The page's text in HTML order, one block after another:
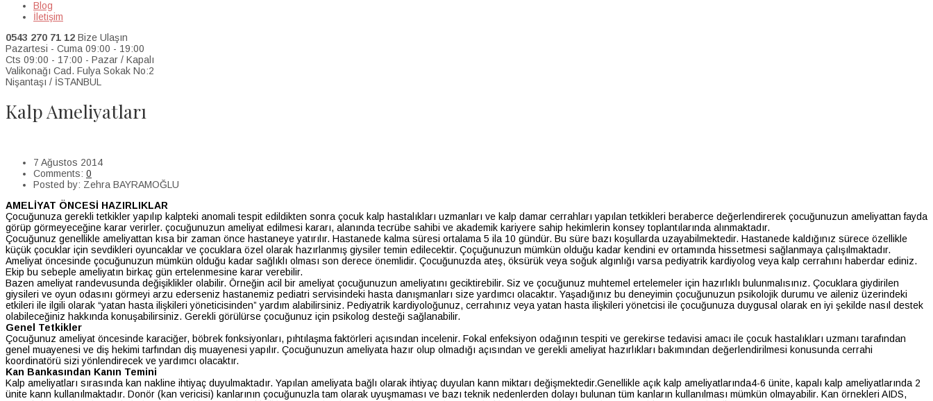
Blog
İletişim
0543 270 71 12 Bize Ulaşın
Pazartesi - Cuma 09:00 - 19:00
Cts 09:00 - 17:00 - Pazar / Kapalı
Valikonağı Cad. Fulya Sokak No:2
Nişantaşı / İSTANBUL
Kalp Ameliyatları
7 Ağustos 2014
Comments: 0
Posted by: Zehra BAYRAMOĞLU
AMELİYAT ÖNCESİ HAZIRLIKLAR
Çocuğunuza gerekli tetkikler yapılıp kalpteki anomali tespit edildikten sonra çocuk kalp hastalıkları uzmanları ve kalp damar cerrahları yapılan tetkikleri beraberce değerlendirerek çocuğunuzun ameliyattan fayda
görüp görmeyeceğine karar verirler. çocuğunuzun ameliyat edilmesi kararı, alanında tecrübe sahibi ve akademik kariyere sahip hekimlerin konsey toplantılarında alınmaktadır.
Çocuğunuz genellikle ameliyattan kısa bir zaman önce hastaneye yatırılır. Hastanede kalma süresi ortalama 5 ila 10 gündür. Bu süre bazı koşullarda uzayabilmektedir. Hastanede kaldığınız sürece özellikle
küçük çocuklar için sevdikleri oyuncaklar ve çocuklara özel olarak hazırlanmış giysiler temin edilecektir. Çoçuğunuzun mümkün olduğu kadar kendini ev ortamında hissetmesi sağlanmaya çalışılmaktadır.
Ameliyat öncesinde çocuğunuzun mümkün olduğu kadar sağlıklı olması son derece önemlidir. Çocuğunuzda ateş, öksürük veya soğuk algınlığı varsa pediyatrik kardiyolog veya kalp cerrahını haberdar ediniz.
Ekip bu sebeple ameliyatın birkaç gün ertelenmesine karar verebilir.
Bazen ameliyat randevusunda değişiklikler olabilir. Örneğin acil bir ameliyat çocuğunuzun ameliyatını geciktirebilir. Siz ve çocuğunuz muhtemel ertelemeler için hazırlıklı bulunmalısınız. Çocuklara giydirilen
giysileri ve oyun odasını görmeyi arzu ederseniz hastanemiz pediatri servisindeki hasta danışmanları size yardımcı olacaktır. Yaşadığınız bu deneyimin çocuğunuzun psikolojik durumu ve aileniz üzerindeki
etkileri ile ilgili olarak “yatan hasta ilişkileri yöneticisinden” yardım alabilirsiniz. Pediyatrik kardiyoloğunuz, cerrahınız veya yatan hasta ilişkileri yönetcisi ile çocuğunuza duygusal olarak en iyi şekilde nasıl destek
olabileceğiniz hakkında konuşabilirsiniz. Gerekli görülürse çocuğunuz için psikolog desteği sağlanabilir.
Genel Tetkikler
Çocuğunuz ameliyat öncesinde karaciğer, böbrek fonksiyonları, pıhtılaşma faktörleri açısından incelenir. Fokal enfeksiyon odağının tespiti ve gerekirse tedavisi amacı ile çocuk hastalıkları uzmanı tarafından
genel muayenesi ve diş hekimi tarfından diş muayenesi yapılır. Çocuğunuzun ameliyata hazır olup olmadığı açısından ve gerekli ameliyat hazırlıkları bakımından değerlendirilmesi konusunda cerrahi
koordinatörü sizi yönlendirecek ve yardımcı olacaktır.
Kan Bankasından Kanın Temini
Kalp ameliyatları sırasında kan nakline ihtiyaç duyulmaktadır. Yapılan ameliyata bağlı olarak ihtiyaç duyulan kann miktarı değişmektedir.Genellikle açık kalp ameliyatlarında4-6 ünite, kapalı kalp ameliyatlarında 2
ünite kann kullanılmaktadır. Donör (kan vericisi) kanlarının çocuğunuzla tam olarak uyuşmaması ve bazı teknik nedenlerden dolayı bulunan tüm kanların kullanılması mümkün olmayabilir. Kan örnekleri AIDS,